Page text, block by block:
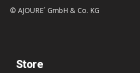
© AJOURE´ GmbH & Co. KG
Store